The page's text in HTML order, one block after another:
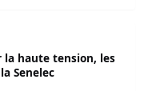
haute tension, les
Senelec